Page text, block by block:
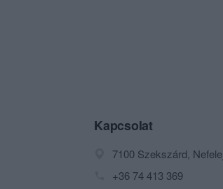
Kapcsolat
7100 Szekszárd,
+36 74 413 369